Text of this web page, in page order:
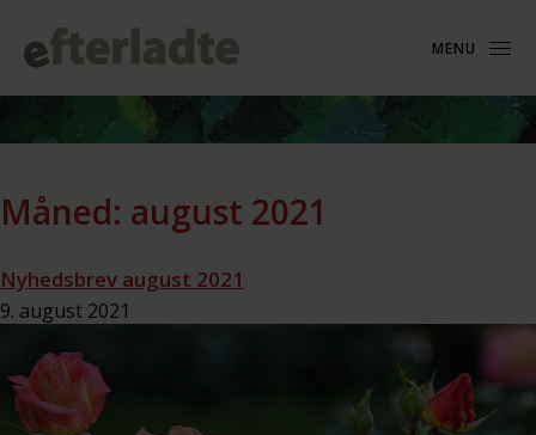
MENU
Måned: august 2021
Nyhedsbrev august 2021
9. august 2021